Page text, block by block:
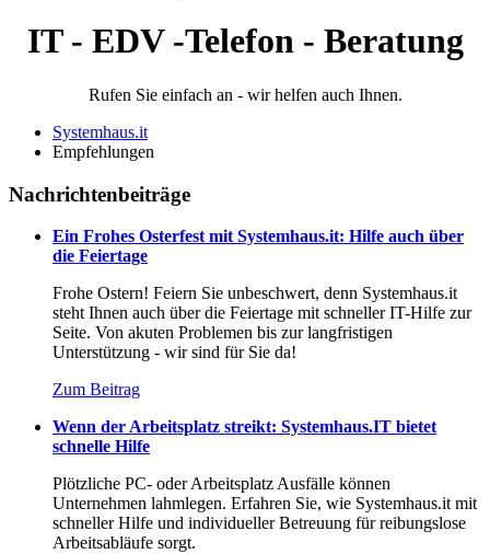
IT - EDV -Telefon - Beratung
Rufen Sie einfach an - wir helfen auch Ihnen.
Systemhaus.it
Empfehlungen
Nachrichtenbeiträge
Ein Frohes Osterfest mit Systemhaus.it: Hilfe auch über
die Feiertage
Frohe Ostern! Feiern Sie unbeschwert, denn Systemhaus.it
steht Ihnen auch über die Feiertage mit schneller IT-Hilfe zur
Seite. Von akuten Problemen bis zur langfristigen
Unterstützung - wir sind für Sie da!
Zum Beitrag
Wenn der Arbeitsplatz streikt: Systemhaus.IT bietet
schnelle Hilfe
Plötzliche PC- oder Arbeitsplatz Ausfälle können
Unternehmen lahmlegen. Erfahren Sie, wie Systemhaus.it mit
schneller Hilfe und individueller Betreuung für reibungslose
Arbeitsabläufe sorgt.